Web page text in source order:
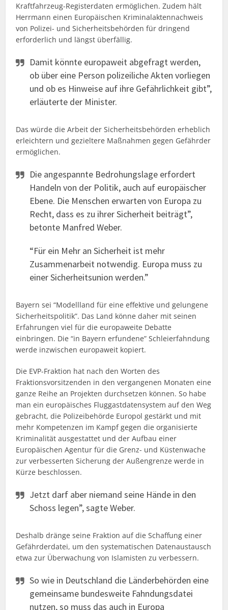
Kraftfahrzeug-Registerdaten ermöglichen. Zudem hält
Herrmann einen Europäischen Kriminalaktennachweis
von Polizei- und Sicherheitsbehörden für dringend
erforderlich und längst überfällig.
Damit könnte europaweit abgefragt werden,
ob über eine Person polizeiliche Akten vorliegen
und ob es Hinweise auf ihre Gefährlichkeit gibt”,
erläuterte der Minister.
Das würde die Arbeit der Sicherheitsbehörden erheblich
erleichtern und gezieltere Maßnahmen gegen Gefährder
ermöglichen.
Die angespannte Bedrohungslage erfordert
Handeln von der Politik, auch auf europäischer
Ebene. Die Menschen erwarten von Europa zu
Recht, dass es zu ihrer Sicherheit beiträgt”,
betonte Manfred Weber.
“Für ein Mehr an Sicherheit ist mehr
Zusammenarbeit notwendig. Europa muss zu
einer Sicherheitsunion werden.”
Bayern sei “Modellland für eine effektive und gelungene
Sicherheitspolitik”. Das Land könne daher mit seinen
Erfahrungen viel für die europaweite Debatte
einbringen. Die “in Bayern erfundene” Schleierfahndung
werde inzwischen europaweit kopiert.
Die EVP-Fraktion hat nach den Worten des
Fraktionsvorsitzenden in den vergangenen Monaten eine
ganze Reihe an Projekten durchsetzen können. So habe
man ein europäisches Fluggastdatensystem auf den Weg
gebracht, die Polizeibehörde Europol gestärkt und mit
mehr Kompetenzen im Kampf gegen die organisierte
Kriminalität ausgestattet und der Aufbau einer
Europäischen Agentur für die Grenz- und Küstenwache
zur verbesserten Sicherung der Außengrenze werde in
Kürze beschlossen.
Jetzt darf aber niemand seine Hände in den
Schoss legen”, sagte Weber.
Deshalb dränge seine Fraktion auf die Schaffung einer
Gefährderdatei, um den systematischen Datenaustausch
etwa zur Überwachung von Islamisten zu verbessern.
So wie in Deutschland die Länderbehörden eine
gemeinsame bundesweite Fahndungsdatei
nutzen, so muss das auch in Europa